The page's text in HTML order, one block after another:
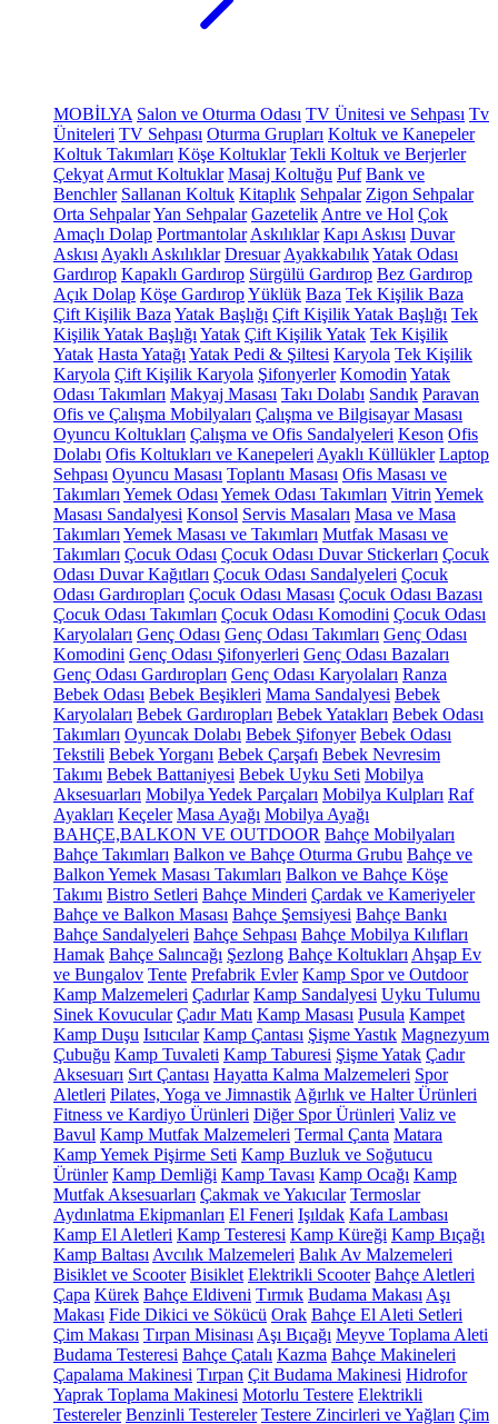
MOBİLYA Salon ve Oturma Odası TV Ünitesi ve Sehpası Tv
Üniteleri TV Sehpası Oturma Grupları Koltuk ve Kanepeler
Koltuk Takımları Köşe Koltuklar Tekli Koltuk ve Berjerler
Çekyat Armut Koltuklar Masaj Koltuğu Puf Bank ve
Benchler Sallanan Koltuk Kitaplık Sehpalar Zigon Sehpalar
Orta SehpalarYan Sehpalar Gazetelik Antre ve Hol Çok
Amaçlı Dolap Portmantolar Askılıklar Kapı Askısı Duvar
Askısı Ayaklı Askılıklar Dresuar AyakkabılıkYatak Odası
Gardırop Kapaklı Gardırop Sürgülü Gardırop Bez Gardırop
Açık Dolap Köşe GardıropYüklük Baza Tek Kişilik Baza
Çift Kişilik Baza Yatak Başlığı Çift Kişilik Yatak Başlığı Tek
Kişilik Yatak Başlığı Yatak Çift Kişilik Yatak Tek Kişilik
Yatak Hasta Yatağı Yatak Pedi & Şiltesi Karyola Tek Kişilik
Karyola Çift Kişilik Karyola Şifonyerler Komodin Yatak
Odası Takımları Makyaj Masası Takı Dolabı Sandık Paravan
Ofis ve Çalışma Mobilyaları Çalışma ve Bilgisayar Masası
Oyuncu Koltukları Çalışma ve Ofis Sandalyeleri Keson Ofis
Dolabı Ofis Koltukları ve Kanepeleri Ayaklı Küllükler Laptop
Sehpası Oyuncu Masası Toplantı Masası Ofis Masası ve
Takımları Yemek Odası Yemek Odası Takımları Vitrin Yemek
Masası Sandalyesi Konsol Servis Masaları Masa ve Masa
Takımları Yemek Masası ve Takımları Mutfak Masası ve
Takımları Çocuk Odası Çocuk Odası Duvar Stickerları Çocuk
Odası Duvar Kağıtları Çocuk Odası Sandalyeleri Çocuk
Odası Gardıropları Çocuk Odası Masası Çocuk Odası Bazası
Çocuk Odası Takımları Çocuk Odası Komodini Çocuk Odası
Karyolaları Genç Odası Genç Odası Takımları Genç Odası
Komodini Genç Odası Şifonyerleri Genç Odası Bazaları
Genç Odası Gardıropları Genç Odası Karyolaları Ranza
Bebek Odası Bebek Beşikleri Mama Sandalyesi Bebek
Karyolaları Bebek Gardıropları Bebek Yatakları Bebek Odası
Takımları Oyuncak Dolabı Bebek Şifonyer Bebek Odası
Tekstili Bebek Yorganı Bebek Çarşafı Bebek Nevresim
Takımı Bebek Battaniyesi Bebek Uyku Seti Mobilya
Aksesuarları Mobilya Yedek Parçaları Mobilya Kulpları Raf
Ayakları Keçeler Masa Ayağı Mobilya Ayağı
BAHÇE,BALKON VE OUTDOOR Bahçe Mobilyaları
Bahçe Takımları Balkon ve Bahçe Oturma Grubu Bahçe ve
Balkon Yemek Masası Takımları Balkon ve Bahçe Köşe
Takımı Bistro Setleri Bahçe Minderi Çardak ve Kameriyeler
Bahçe ve Balkon Masası Bahçe Şemsiyesi Bahçe Bankı
Bahçe Sandalyeleri Bahçe Sehpası Bahçe Mobilya Kılıfları
Hamak Bahçe Salıncağı Şezlong Bahçe Koltukları Ahşap Ev
ve Bungalov Tente Prefabrik Evler Kamp Spor ve Outdoor
Kamp Malzemeleri Çadırlar Kamp Sandalyesi Uyku Tulumu
Sinek Kovucular Çadır Matı Kamp Masası Pusula Kampet
Kamp Duşu Isıtıcılar Kamp Çantası Şişme Yastık Magnezyum
Çubuğu Kamp Tuvaleti Kamp Taburesi Şişme Yatak Çadır
Aksesuarı Sırt Çantası Hayatta Kalma Malzemeleri Spor
Aletleri Pilates, Yoga ve Jimnastik Ağırlık ve Halter Ürünleri
Fitness ve Kardiyo Ürünleri Diğer Spor Ürünleri Valiz ve
Bavul Kamp Mutfak Malzemeleri Termal Çanta Matara
Kamp Yemek Pişirme Seti Kamp Buzluk ve Soğutucu
Ürünler Kamp Demliği Kamp Tavası Kamp Ocağı Kamp
Mutfak Aksesuarları Çakmak ve Yakıcılar Termoslar
Aydınlatma Ekipmanları El Feneri Işıldak Kafa Lambası
Kamp El Aletleri Kamp Testeresi Kamp Küreği Kamp Bıçağı
Kamp Baltası Avcılık Malzemeleri Balık Av Malzemeleri
Bisiklet ve Scooter Bisiklet Elektrikli Scooter Bahçe Aletleri
Çapa Kürek Bahçe Eldiveni Tırmık Budama Makası Aşı
Makası Fide Dikici ve Sökücü Orak Bahçe El Aleti Setleri
Çim Makası Tırpan Misinası Aşı Bıçağı Meyve Toplama Aleti
Budama Testeresi Bahçe Çatalı Kazma Bahçe Makineleri
Çapalama Makinesi Tırpan Çit Budama Makinesi Hidrofor
Yaprak Toplama Makinesi Motorlu Testere Elektrikli
Testereler Benzinli Testereler Testere Zincirleri ve Yağları Çim